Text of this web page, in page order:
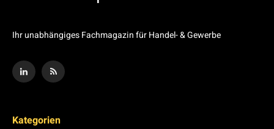
Ihr unabhängiges Fachmagazin für Handel- & Gewerbe
Kategorien